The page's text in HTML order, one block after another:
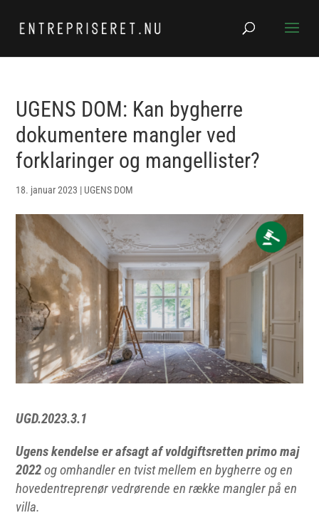
UGENS DOM: Kan bygherre
dokumentere mangler ved
forklaringer og mangellister?
18. januar 2023 | UGENS DOM
UGD.2023.3.1
Ugens kendelse er afsagt af voldgiftsretten primo maj
2022og omhandler en tvist mellem en bygherre og en
hovedentreprenør vedrørende en række mangler på en
villa.